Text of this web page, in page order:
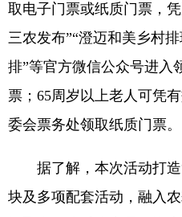
取电子门票或纸质门票，
三农发布”“澄迈和美乡村
排”等官方微信公众号进入
票；65周岁以上老人可凭
委会票务处领取纸质门票。
据了解，本次活动打造
块及多项配套活动，融入